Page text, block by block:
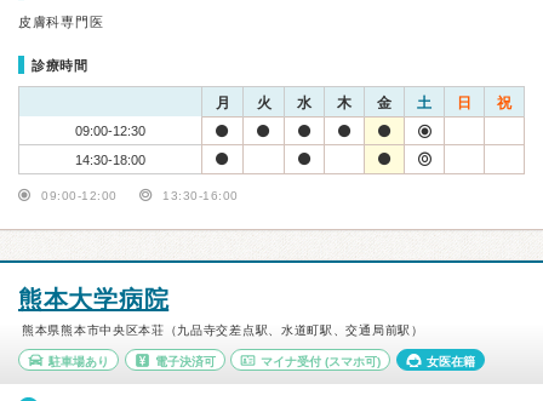
皮膚科専門医
診療時間
月 火 水 木 金 土 日 祝
09:00-12:30
14:30-18:00
09:00-12:00 13:30-16:00
熊本大学病院
熊本県熊本市中央区本荘（九品寺交差点駅、水道町駅、交通局前駅）
駐車場あり 電子決済可 マイナ受付 (スマホ可) 女医在籍